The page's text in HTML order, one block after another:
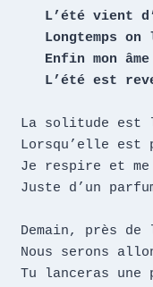
L’été est
La solitude est
Lorsqu’elle est
Je respire et
Juste d’un
Demain, près
Nous serons
Tu lanceras une